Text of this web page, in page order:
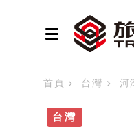
首頁 台灣 河
台灣